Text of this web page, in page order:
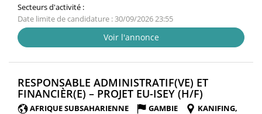
Secteurs d'activité :
Date limite de candidature : 30/09/2026 23:55
Voir l'annonce
RESPONSABLE ADMINISTRATIF(VE) ET
FINANCIÈR(E) – PROJET EU-ISEY (H/F)
FENÊTRE)
AFRIQUE SUBSAHARIENNE GAMBIE
KANIFING,